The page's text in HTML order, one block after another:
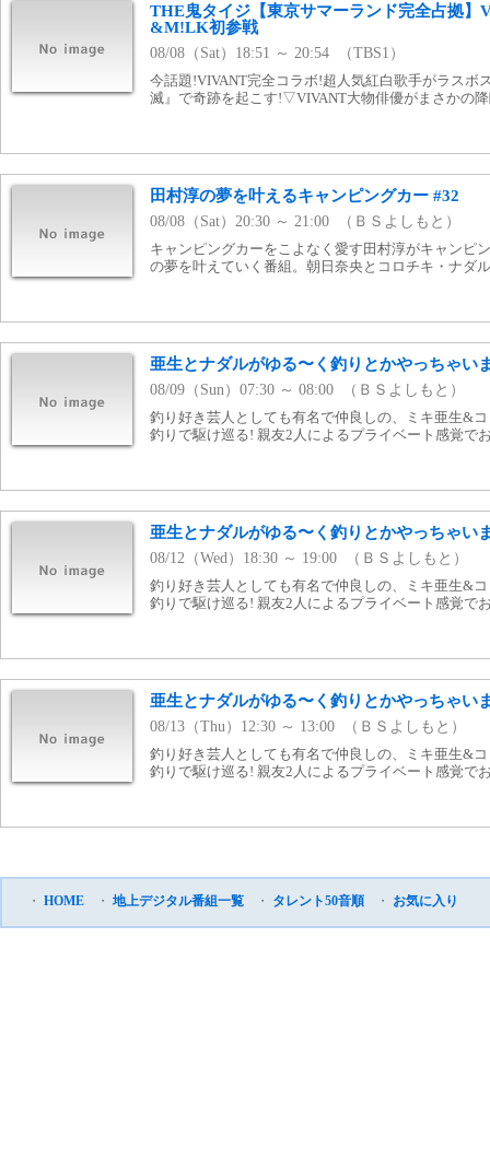
THE鬼タイジ【東京サマーランド完全占拠】
&M!LK初参戦
08/08（Sat）18:51 ～ 20:54 （TBS1）
今話題!VIVANT完全コラボ!超人気紅白歌手がラス
滅』で奇跡を起こす!▽VIVANT大物俳優がまさかの
田村淳の夢を叶えるキャンピングカー #32
08/08（Sat）20:30 ～ 21:00 （ＢＳよしもと）
キャンピングカーをこよなく愛す田村淳がキャンピ
の夢を叶えていく番組。朝日奈央とコロチキ・ナダ
亜生とナダルがゆる〜く釣りとかやっちゃい
08/09（Sun）07:30 ～ 08:00 （ＢＳよしもと）
釣り好き芸人としても有名で仲良しの、ミキ亜生&
釣りで駆け巡る! 親友2人によるプライベート感覚で
亜生とナダルがゆる〜く釣りとかやっちゃい
08/12（Wed）18:30 ～ 19:00 （ＢＳよしもと）
釣り好き芸人としても有名で仲良しの、ミキ亜生&
釣りで駆け巡る! 親友2人によるプライベート感覚で
亜生とナダルがゆる〜く釣りとかやっちゃい
08/13（Thu）12:30 ～ 13:00 （ＢＳよしもと）
釣り好き芸人としても有名で仲良しの、ミキ亜生&
釣りで駆け巡る! 親友2人によるプライベート感覚で
・ HOME ・ 地上デジタル番組一覧 ・ タレント50音順 ・ お気に入り